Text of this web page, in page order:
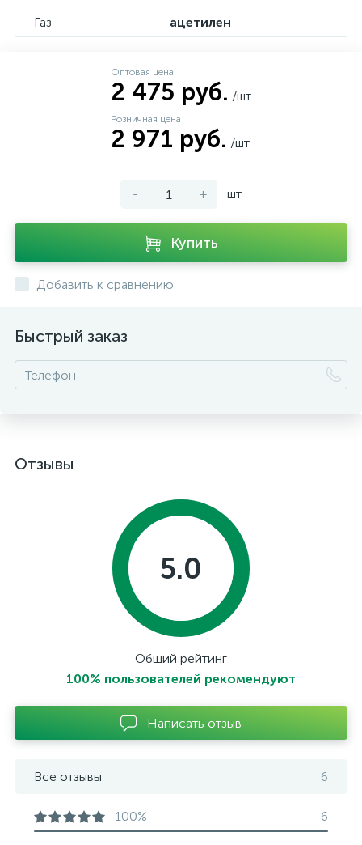
Газ
ацетилен
Оптовая цена
2 475 руб. /шт
Розничная цена
2 971 руб. /шт
- + шт
Купить
Добавить к сравнению
Быстрый заказ
Отзывы
5.0
Общий рейтинг
100% пользователей рекомендуют
Написать отзыв
Все отзывы 6
100% 6